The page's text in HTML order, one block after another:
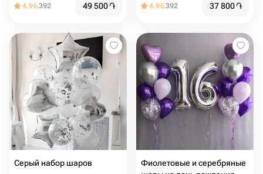
4.96392 49 500֏ 4.96392 37 800֏
Серый набор шаров
Фиолетовые и серебряные